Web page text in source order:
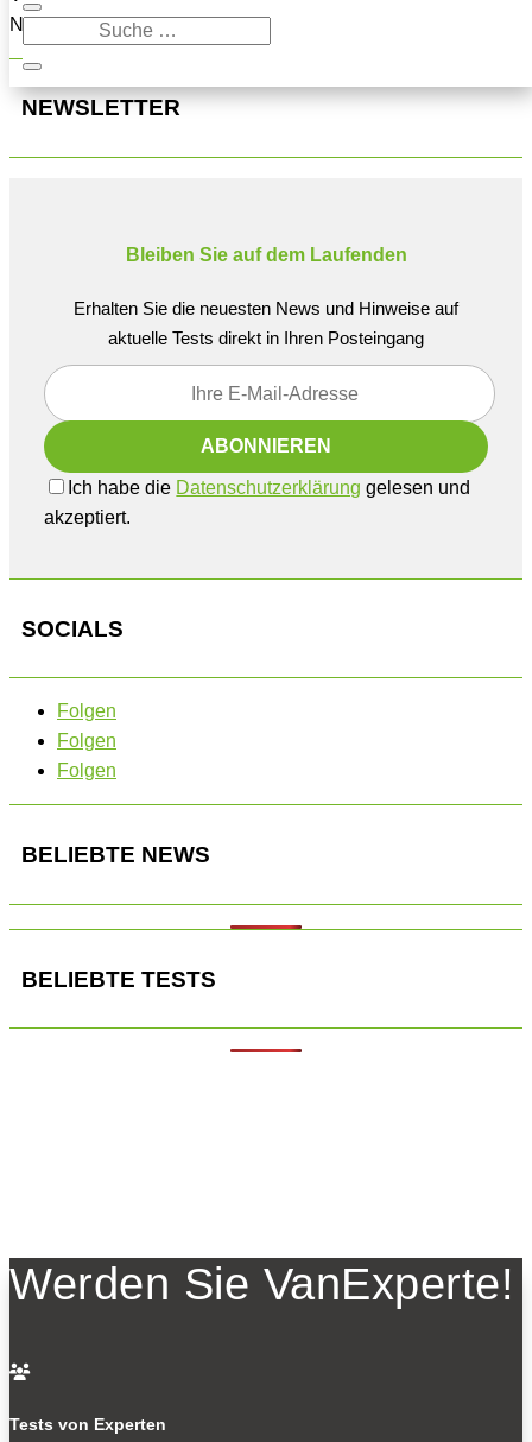
Navigation oben, um den Beitrag zu finden.
NEWSLETTER
Bleiben Sie auf dem Laufenden
Erhalten Sie die neuesten News und Hinweise auf
aktuelle Tests direkt in Ihren Posteingang
Ich habe die Datenschutzerklärung gelesen und
akzeptiert.
SOCIALS
Folgen
Folgen
Folgen
BELIEBTE NEWS
BELIEBTE TESTS
Werden Sie VanExperte!

Tests von Experten